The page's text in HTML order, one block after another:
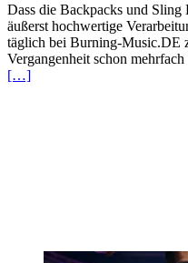
Dass die Backpacks und Sling
äußerst hochwertige
täglich bei Burning-Music.DE
Vergangenheit schon
[…]